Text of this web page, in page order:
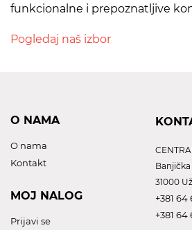
funkcionalne i prepoznatljive
Pogledaj naš izbor
O NAMA
O nama
Kontakt
MOJ NALOG
Prijavi se
Banjička
31000
+381 64
+381 64